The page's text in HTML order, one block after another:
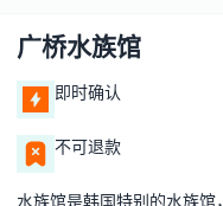
广桥水族馆
即时确认
不可退款
水族馆是韩国特别的水族